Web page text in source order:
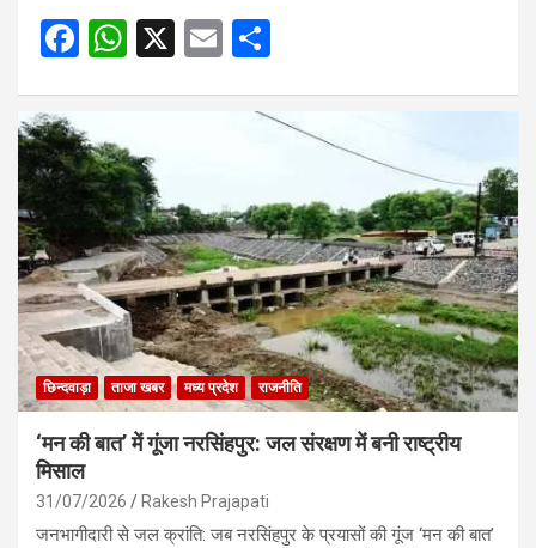
F
b
o
o
k
W
s
A
p
p
X
E
ail ar
छिन्दवाड़ा ताजा खबर मध्य प्रदेश राजनीति
‘मन की बात’ में गूंजा नरसिंहपुर: जल संरक्षण में बनी राष्ट्रीय
मिसाल
31/07/2026 Rakesh Prajapati
जनभागीदारी से जल क्रांति: जब नरसिंहपुर के प्रयासों की गूंज ‘मन की बात’